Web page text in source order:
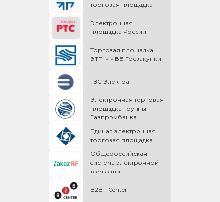
торговая площадка
Электронная
площадка России
Торговая площадка
ЭТП ММВБ Госзакупки
ТЗС Электра
Электронная торговая
площадка Группы
Газпромбанка
Единая электронная
торговая площадка
Общероссийская
cистема электронной
торговли
B2B - Center